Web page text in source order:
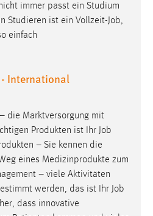
immer passt ein Studium
Studieren ist ein Vollzeit-Job,
einfach
International
die Marktversorgung mit
Produkten ist Ihr Job
– Sie kennen die
eines Medizinprodukte zum
– viele Aktivitäten
werden, das ist Ihr Job
dass innovative